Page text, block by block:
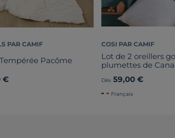
PAR CAMIF
Pacôme
€
COSI PAR CAMIF
Lot de 2 oreillers
plumettes de
Dès 59,00 €
Français